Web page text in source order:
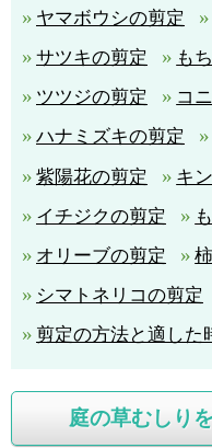
ヤマボウシの剪定
サツキの剪定
も
ツツジの剪定
コ
ハナミズキの剪定
紫陽花の剪定
キ
イチジクの剪定
オリーブの剪定
シマトネリコの剪定
剪定の方法と適した
庭の草むしり